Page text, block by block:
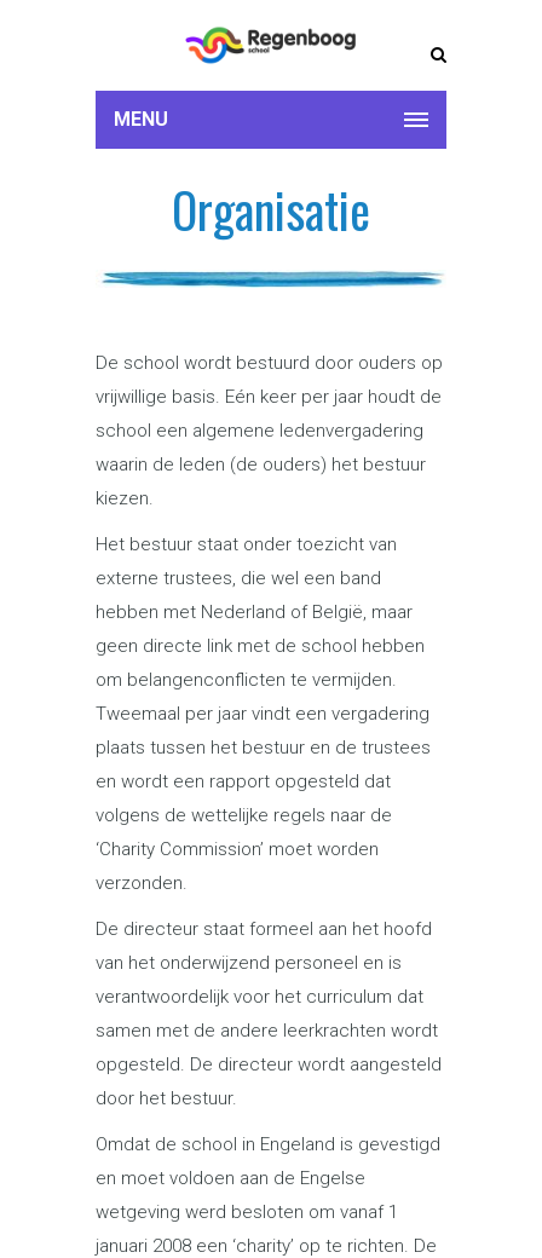
MENU
Organisatie
De school wordt bestuurd door ouders op
vrijwillige basis. Eén keer per jaar houdt de
school een algemene ledenvergadering
waarin de leden (de ouders) het bestuur
kiezen.
Het bestuur staat onder toezicht van
externe trustees, die wel een band
hebben met Nederland of België, maar
geen directe link met de school hebben
om belangenconflicten te vermijden.
Tweemaal per jaar vindt een vergadering
plaats tussen het bestuur en de trustees
en wordt een rapport opgesteld dat
volgens de wettelijke regels naar de
‘Charity Commission’ moet worden
verzonden.
De directeur staat formeel aan het hoofd
van het onderwijzend personeel en is
verantwoordelijk voor het curriculum dat
samen met de andere leerkrachten wordt
opgesteld. De directeur wordt aangesteld
door het bestuur.
Omdat de school in Engeland is gevestigd
en moet voldoen aan de Engelse
wetgeving werd besloten om vanaf 1
januari 2008 een ‘charity’ op te richten. De